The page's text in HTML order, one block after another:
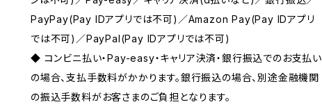
PayPay(Pay IDアプリでは不可)／Amazon Pay(Pay IDアプリ
では不可)／PayPal(Pay IDアプリでは不可)
◆ コンビニ払い・Pay-easy・キャリア決済・銀行振込でのお支払い
の場合、支払手数料がかかります。銀行振込の場合、別途金融機関
の振込手数料がお客さまのご負担となります。